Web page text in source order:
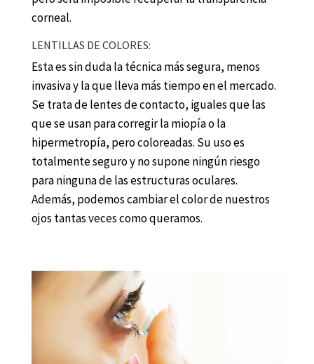
corneal.
LENTILLAS DE COLORES:
Esta es sin duda la técnica más segura, menos
invasiva y la que lleva más tiempo en el mercado.
Se trata de lentes de contacto, iguales que las
que se usan para corregir la miopía o la
hipermetropía, pero coloreadas. Su uso es
totalmente seguro y no supone ningún riesgo
para ninguna de las estructuras oculares.
Además, podemos cambiar el color de nuestros
ojos tantas veces como queramos.